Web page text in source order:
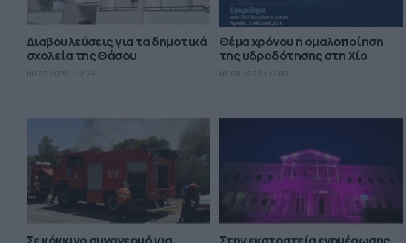
Διαβουλεύσεις για τα δημοτικά
σχολεία της Θάσου
08.08.2026 - 12.24
Θέμα χρόνου η ομαλοποίηση
της υδροδότησης στη Χίο
08.08.2026 - 12.08